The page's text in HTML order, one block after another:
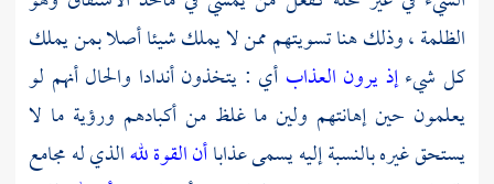
الظلمة ، وذلك هنا تسويتهم ممن لا يملك شيئا أصلا بمن يملك
كل شيءإذ يرون العذاب أي : يتخذون أندادا والحال أنهم لو
يعلمون حين إهانتهم ولين ما غلظ من أكبادهم ورؤية ما لا
يستحق غيره بالنسبة إليه يسمى عذاباأن القوة للهالذي له مجامع